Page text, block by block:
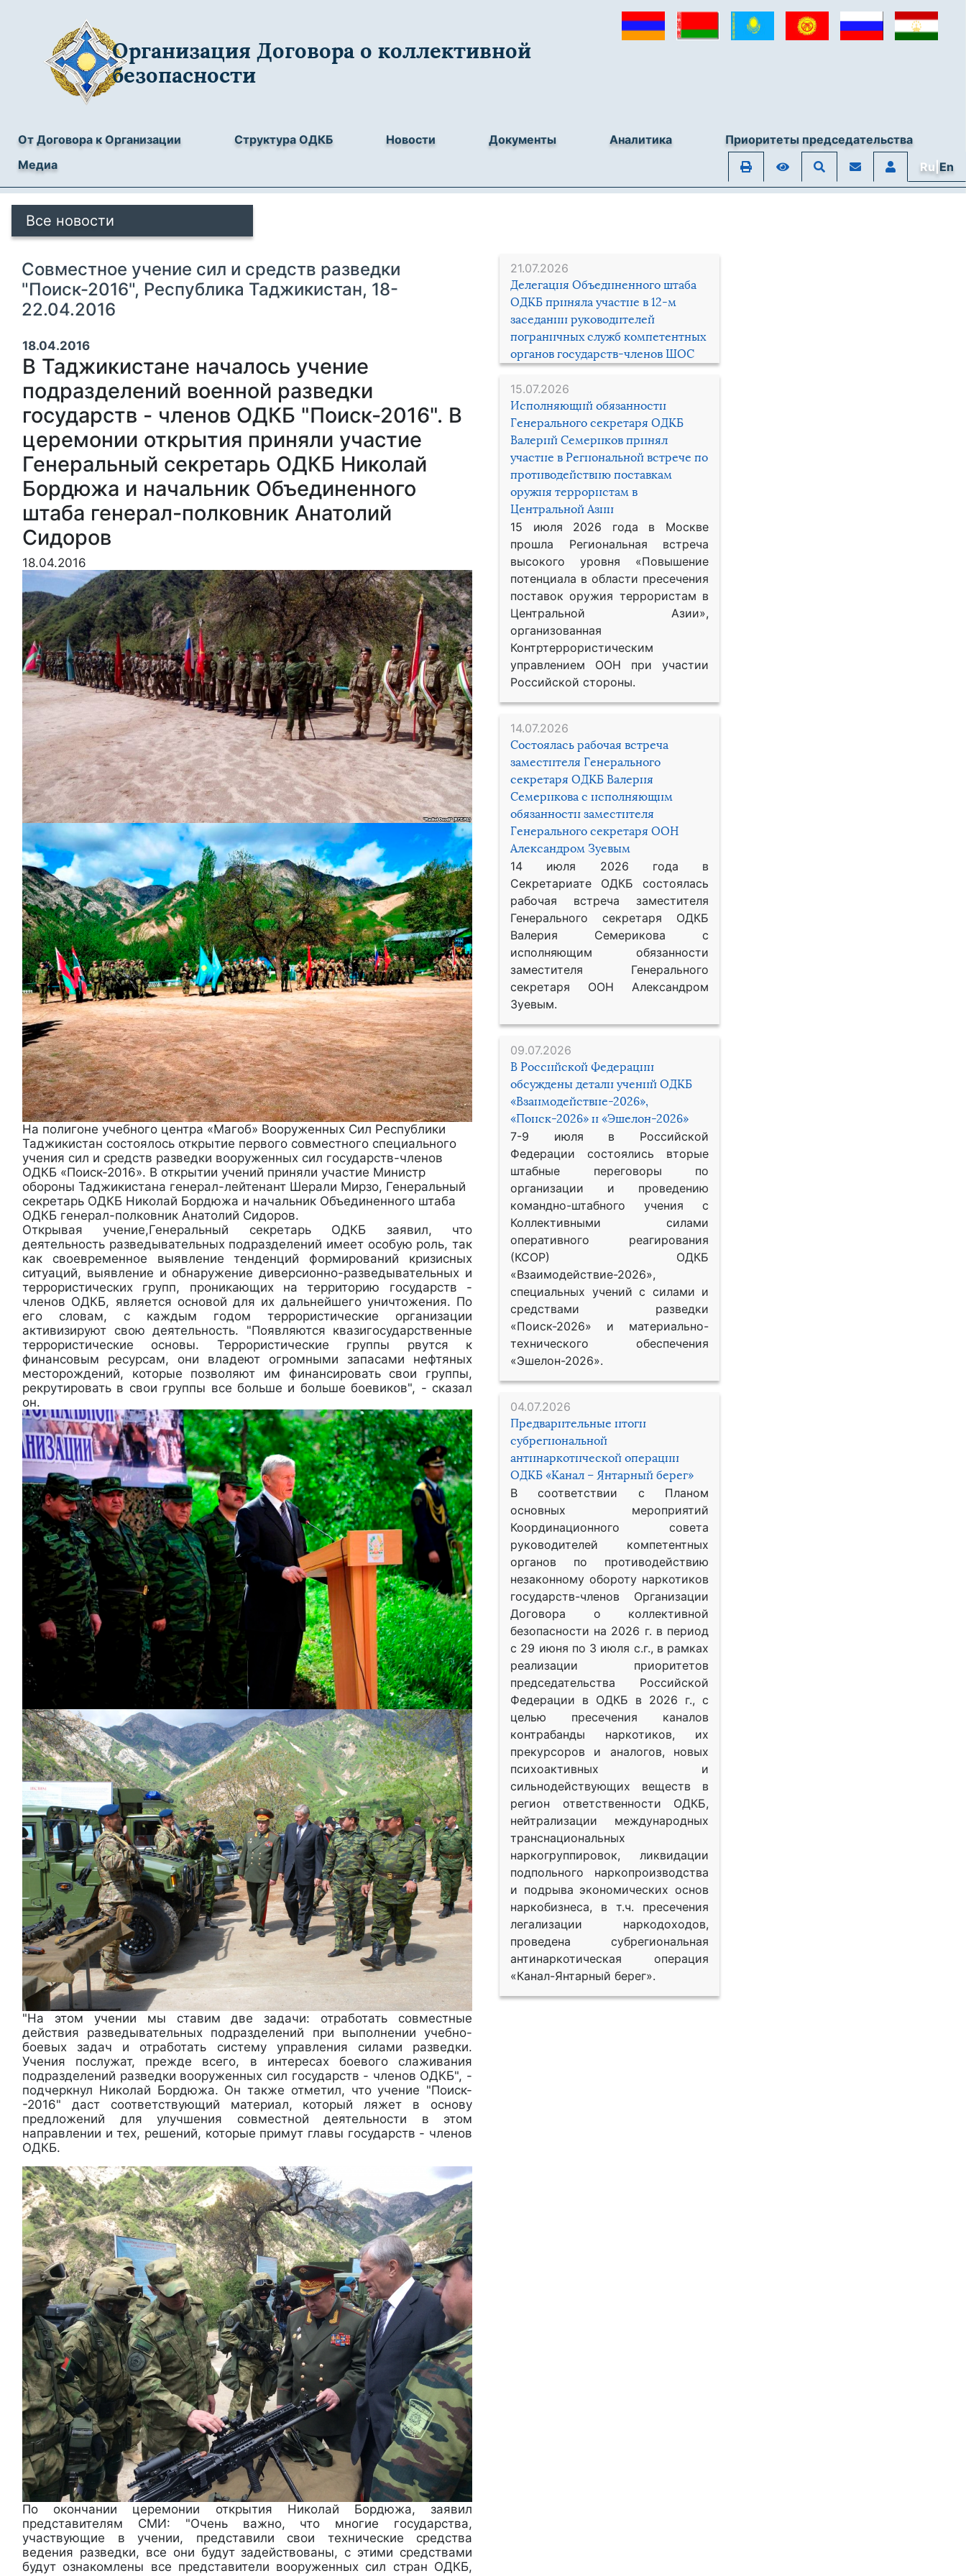
Организация Договора о коллективной
безопасности
От Договора к Организации Структура ОДКБ Новости Документы Аналитика
Приоритеты председательства
Медиа
Ru|En
Все новости
21.07.2026
Делегация Объединенного штаба
ОДКБ приняла участие в 12-м
заседании руководителей
пограничных служб компетентных
органов государств-членов ШОС
15.07.2026
Исполняющий обязанности
Генерального секретаря ОДКБ
Валерий Семериков принял
участие в Региональной встрече по
противодействию поставкам
оружия террористам в
Центральной Азии
15 июля 2026 года в Москве
прошла Региональная встреча
высокого уровня «Повышение
потенциала в области пресечения
поставок оружия террористам в
Центральной Азии»,
организованная
Контртеррористическим
управлением ООН при участии
Российской стороны.
14.07.2026
Состоялась рабочая встреча
заместителя Генерального
секретаря ОДКБ Валерия
Семерикова с исполняющим
обязанности заместителя
Генерального секретаря ООН
Александром Зуевым
14 июля 2026 года в
Секретариате ОДКБ состоялась
рабочая встреча заместителя
Генерального секретаря ОДКБ
Валерия Семерикова с
исполняющим обязанности
заместителя Генерального
секретаря ООН Александром
Зуевым.
09.07.2026
В Российской Федерации
обсуждены детали учений ОДКБ
«Взаимодействие-2026»,
«Поиск-2026» и «Эшелон-2026»
7-9 июля в Российской
Федерации состоялись вторые
штабные переговоры по
организации и проведению
командно-штабного учения с
Коллективными силами
оперативного реагирования
(КСОР) ОДКБ
«Взаимодействие-2026»,
специальных учений с силами и
средствами разведки
«Поиск-2026» и материально-
технического обеспечения
«Эшелон-2026».
04.07.2026
Предварительные итоги
субрегиональной
антинаркотической операции
ОДКБ «Канал – Янтарный берег»
В соответствии с Планом
основных мероприятий
Координационного совета
руководителей компетентных
органов по противодействию
незаконному обороту наркотиков
государств-членов Организации
Договора о коллективной
безопасности на 2026 г. в период
с 29 июня по 3 июля с.г., в рамках
реализации приоритетов
председательства Российской
Федерации в ОДКБ в 2026 г., с
целью пресечения каналов
контрабанды наркотиков, их
прекурсоров и аналогов, новых
психоактивных и
сильнодействующих веществ в
регион ответственности ОДКБ,
нейтрализации международных
транснациональных
наркогруппировок, ликвидации
подпольного наркопроизводства
и подрыва экономических основ
наркобизнеса, в т.ч. пресечения
легализации наркодоходов,
проведена субрегиональная
антинаркотическая операция
«Канал-Янтарный берег».
Совместное учение сил и средств разведки
"Поиск-2016", Республика Таджикистан, 18-
22.04.2016
18.04.2016
В Таджикистане началось учение
подразделений военной разведки
государств - членов ОДКБ "Поиск-2016". В
церемонии открытия приняли участие
Генеральный секретарь ОДКБ Николай
Бордюжа и начальник Объединенного
штаба генерал-полковник Анатолий
Сидоров
18.04.2016
На полигоне учебного центра «Магоб» Вооруженных Сил Республики
Таджикистан состоялось открытие первого совместного специального
учения сил и средств разведки вооруженных сил государств-членов
ОДКБ «Поиск-2016». В открытии учений приняли участие Министр
обороны Таджикистана генерал-лейтенант Шерали Мирзо, Генеральный
секретарь ОДКБ Николай Бордюжа и начальник Объединенного штаба
ОДКБ генерал-полковник Анатолий Сидоров.
Открывая учение,Генеральный секретарь ОДКБ заявил, что
деятельность разведывательных подразделений имеет особую роль, так
как своевременное выявление тенденций формирований кризисных
ситуаций, выявление и обнаружение диверсионно-разведывательных и
террористических групп, проникающих на территорию государств -
членов ОДКБ, является основой для их дальнейшего уничтожения. По
его словам, с каждым годом террористические организации
активизируют свою деятельность. "Появляются квазигосударственные
террористические основы. Террористические группы рвутся к
финансовым ресурсам, они владеют огромными запасами нефтяных
месторождений, которые позволяют им финансировать свои группы,
рекрутировать в свои группы все больше и больше боевиков", - сказал
он.
"На этом учении мы ставим две задачи: отработать совместные
действия разведывательных подразделений при выполнении учебно-
боевых задач и отработать систему управления силами разведки.
Учения послужат, прежде всего, в интересах боевого слаживания
подразделений разведки вооруженных сил государств - членов ОДКБ", -
подчеркнул Николай Бордюжа. Он также отметил, что учение "Поиск-
-2016" даст соответствующий материал, который ляжет в основу
предложений для улучшения совместной деятельности в этом
направлении и тех, решений, которые примут главы государств - членов
ОДКБ.
По окончании церемонии открытия Николай Бордюжа, заявил
представителям СМИ: "Очень важно, что многие государства,
участвующие в учении, представили свои технические средства
ведения разведки, все они будут задействованы, с этими средствами
будут ознакомлены все представители вооруженных сил стран ОДКБ,